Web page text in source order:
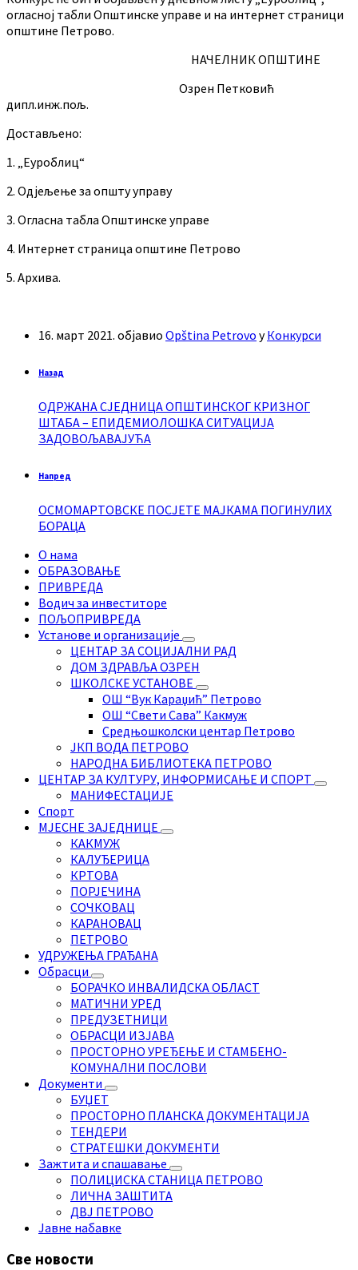
огласној табли Општинске управе и на интернет страници
општине Петрово.
НАЧЕЛНИК ОПШТИНЕ
Озрен Петковић
дипл.инж.пољ.
Достављено:
1. „Еуроблиц“
2. Одјељење за општу управу
3. Огласна табла Општинске управе
4. Интернет страница општине Петрово
5. Архива.
16. март 2021. објавио Opština Petrovo уКонкурси
Назад
ОДРЖАНА СЈЕДНИЦА ОПШТИНСКОГ КРИЗНОГ
ШТАБА – ЕПИДЕМИОЛОШКА СИТУАЦИЈА
ЗАДОВОЉАВАЈУЋА
Напред
ОСМОМАРТОВСКЕ ПОСЈЕТЕ МАЈКАМА ПОГИНУЛИХ
БОРАЦА
О нама
ОБРАЗОВАЊЕ
ПРИВРЕДА
Водич за инвеститоре
ПОЉОПРИВРЕДА
Установе и организације
ЦЕНТАР ЗА СОЦИЈАЛНИ РАД
ДОМ ЗДРАВЉА ОЗРЕН
ШКОЛСКЕ УСТАНОВЕ
ОШ “Вук Караџић” Петрово
ОШ “Свети Сава” Какмуж
Средњошколски центар Петрово
ЈКП ВОДА ПЕТРОВО
НАРОДНА БИБЛИОТЕКА ПЕТРОВО
ЦЕНТАР ЗА КУЛТУРУ, ИНФОРМИСАЊЕ И СПОРТ
МАНИФЕСТАЦИЈЕ
Спорт
МЈЕСНЕ ЗАЈЕДНИЦЕ
КАКМУЖ
КАЛУЂЕРИЦА
КРТОВА
ПОРЈЕЧИНА
СОЧКОВАЦ
КАРАНОВАЦ
ПЕТРОВО
УДРУЖЕЊА ГРАЂАНА
Обрасци
БОРАЧКО ИНВАЛИДСКА ОБЛАСТ
МАТИЧНИ УРЕД
ПРЕДУЗЕТНИЦИ
ОБРАСЦИ ИЗЈАВА
ПРОСТОРНО УРЕЂЕЊЕ И СТАМБЕНО-
КОМУНАЛНИ ПОСЛОВИ
Документи
БУЏЕТ
ПРОСТОРНО ПЛАНСКА ДОКУМЕНТАЦИЈА
ТЕНДЕРИ
СТРАТЕШКИ ДОКУМЕНТИ
Зажтита и спашавање
ПОЛИЦИСКА СТАНИЦА ПЕТРОВО
ЛИЧНА ЗАШТИТА
ДВЈ ПЕТРОВО
Јавне набавке
Све новости